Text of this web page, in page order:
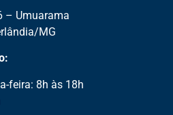
– Umuarama
MG
feira: 8h às 18h